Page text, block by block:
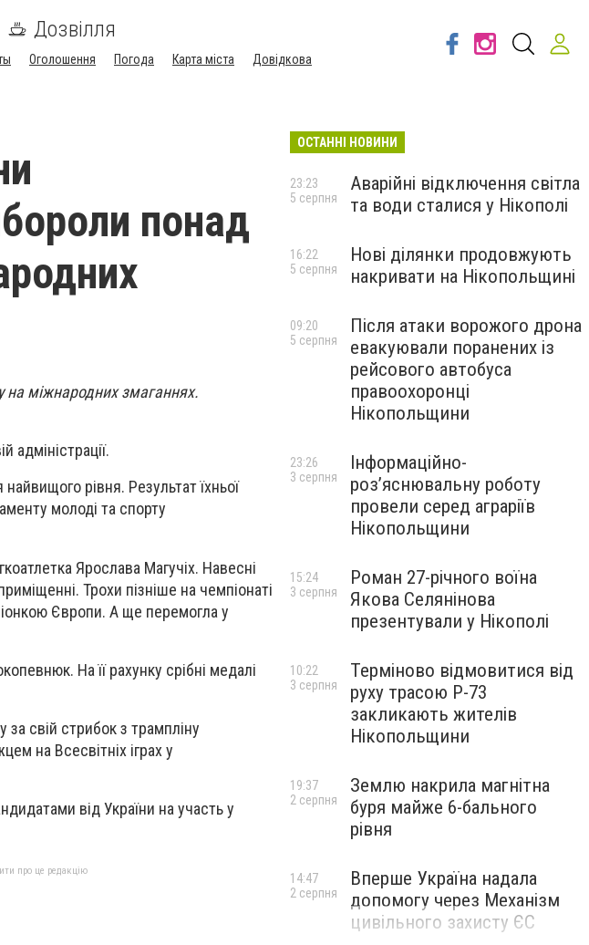
Дозвілля
Оголошення Погода Карта міста Довідкова
понад
на міжнародних змаганнях.
адміністрації.
рівня. Результат їхньої
молоді та спорту
Ярослава Магучіх. Навесні
Трохи пізніше на чемпіонаті
Європи. А ще перемогла у
На її рахунку срібні медалі
свій стрибок з трампліну
на Всесвітніх іграх у
від України на участь у
про це редакцію
ОСТАННІ НОВИНИ
Аварійні відключення світла
та води сталися у Нікополі
23:23
5 серпня
Нові ділянки продовжують
накривати на Нікопольщині
16:22
5 серпня
Після атаки ворожого дрона
евакуювали поранених із
рейсового автобуса
правоохоронці
Нікопольщини
09:20
5 серпня
Інформаційно-
роз’яснювальну роботу
провели серед аграріїв
Нікопольщини
23:26
3 серпня
Роман 27-річного воїна
Якова Селянінова
презентували у Нікополі
15:24
3 серпня
Терміново відмовитися від
руху трасою Р-73
закликають жителів
Нікопольщини
10:22
3 серпня
Землю накрила магнітна
буря майже 6-бального
рівня
19:37
2 серпня
Вперше Україна надала
допомогу через Механізм
цивільного захисту ЄС
14:47
2 серпня